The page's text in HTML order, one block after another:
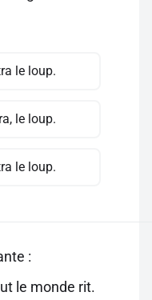
le loup.
le loup.
le loup.
:
le monde rit.